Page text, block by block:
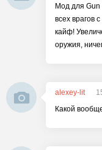
Мод для Gun
всех врагов
кайф!
оружия,
alexey-lit
Какой